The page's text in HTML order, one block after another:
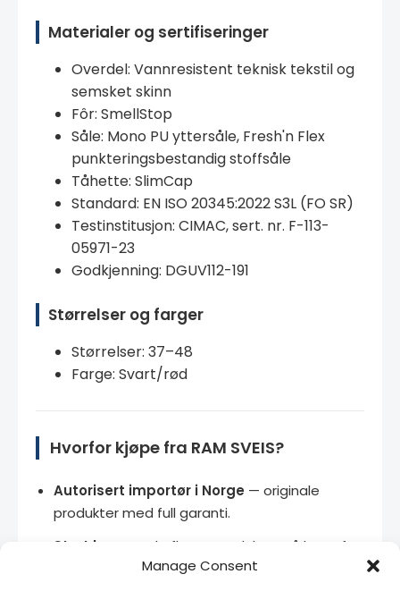
Manage Consent
Materialer og sertifiseringer
Overdel: Vannresistent teknisk tekstil og
semsket skinn
Fôr: SmellStop
Såle: Mono PU yttersåle, Fresh'n Flex
punkteringsbestandig stoffsåle
Tåhette: SlimCap
Standard: EN ISO 20345:2022 S3L (FO SR)
Testinstitusjon: CIMAC, sert. nr. F-113-
05971-23
Godkjenning: DGUV112-191
Størrelser og farger
Størrelser: 37–48
Farge: Svart/rød
Hvorfor kjøpe fra RAM SVEIS?
Autorisert importør i Norge — originale
produkter med full garanti.
Stort lager
— de fleste produkter på lager for